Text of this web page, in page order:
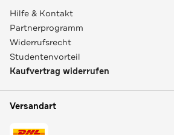
Hilfe & Kontakt
Partnerprogramm
Widerrufsrecht
Studentenvorteil
Kaufvertrag widerrufen
Versandart